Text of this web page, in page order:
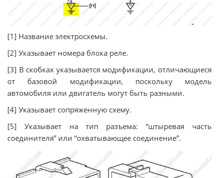
[1] Название электросхемы.
[2] Указывает номера блока реле.
[3] В скобках указывается модификации, отличающиеся
от базовой модификации, поскольку модель
автомобиля или двигатель могут быть разными.
[4] Указывает сопряженную схему.
[5] Указывает на тип разъема: “штыревая часть
соединителя” или “охватывающее соединение”.